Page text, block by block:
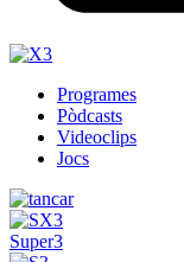
Programes
Pòdcasts
Videoclips
Jocs
Super3